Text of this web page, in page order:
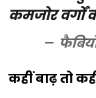
कमजोर
कहीं बाढ़ तो